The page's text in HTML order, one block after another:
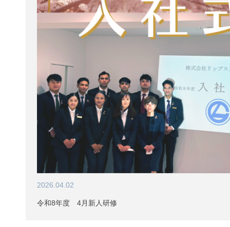
2026.04.02
令和8年度 4月新人研修